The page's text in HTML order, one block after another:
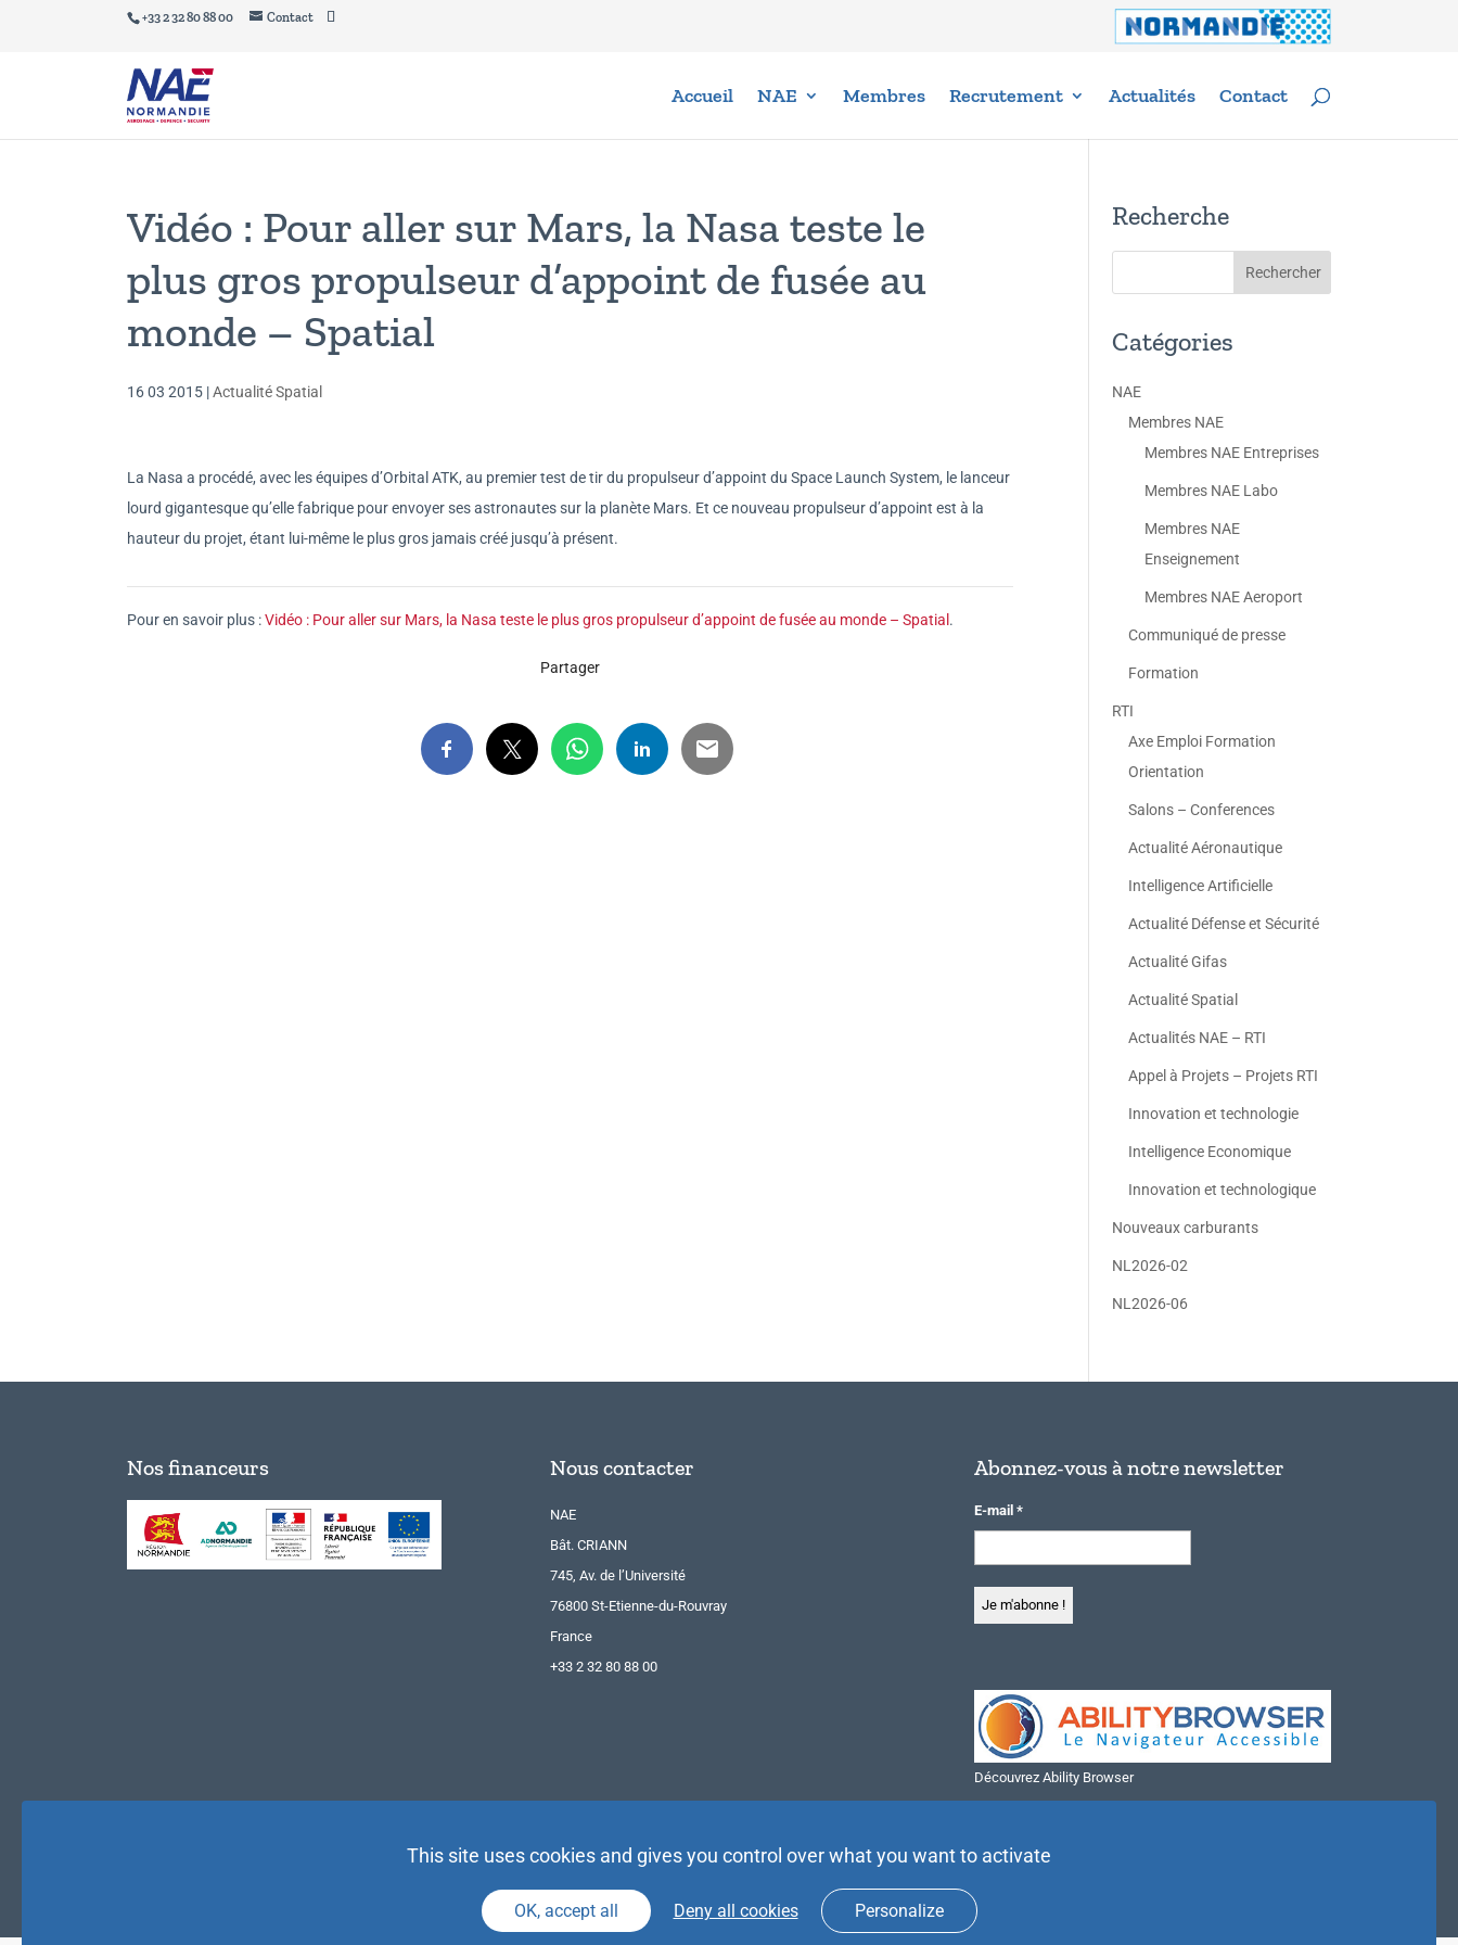
+33 2 32 80 88 00 Contact
Accueil NAE Membres Recrutement Actualités Contact
Vidéo : Pour aller sur Mars, la Nasa teste le
plus gros propulseur d’appoint de fusée au
monde – Spatial
16 03 2015 |Actualité Spatial
La Nasa a procédé, avec les équipes d’Orbital ATK, au premier test de tir du propulseur d’appoint du Space Launch System, le lanceur
lourd gigantesque qu’elle fabrique pour envoyer ses astronautes sur la planète Mars. Et ce nouveau propulseur d’appoint est à la
hauteur du projet, étant lui-même le plus gros jamais créé jusqu’à présent.
Pour en savoir plus :Vidéo : Pour aller sur Mars, la Nasa teste le plus gros propulseur d’appoint de fusée au monde – Spatial .
Partager
Recherche
Catégories
NAE
Membres NAE
Membres NAE Entreprises
Membres NAE Labo
Membres NAE
Enseignement
Membres NAE Aeroport
Communiqué de presse
Formation
RTI
Axe Emploi Formation
Orientation
Salons – Conferences
Actualité Aéronautique
Intelligence Artificielle
Actualité Défense et Sécurité
Actualité Gifas
Actualité Spatial
Actualités NAE – RTI
Appel à Projets – Projets RTI
Innovation et technologie
Intelligence Economique
Innovation et technologique
Nouveaux carburants
NL2026-02
NL2026-06
Nos financeurs Nous contacter
NAE
Bât. CRIANN
745, Av. de l’Université
76800 St-Etienne-du-Rouvray
France
+33 2 32 80 88 00
Abonnez-vous à notre newsletter
E-mail *
Découvrez Ability Browser
This site uses cookies and gives you control over what you want to activate
OK, accept all Deny all cookies Personalize